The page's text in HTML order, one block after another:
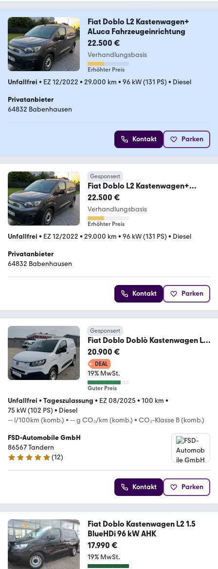
Fiat Doblo L2 Kastenwagen+
ALuca Fahrzeugeinrichtung
22.500 €
Verhandlungsbasis
Erhöhter Preis
Unfallfrei • EZ 12/2022 • 29.000 km • 96 kW (131 PS) • Diesel
Privatanbieter
64832 Babenhausen
Kontakt Parken
Gesponsert
Fiat Doblo L2 Kastenwagen+
ALuca Fahrzeugeinrichtung
22.500 €
Verhandlungsbasis
Erhöhter Preis
Unfallfrei • EZ 12/2022 • 29.000 km • 96 kW (131 PS) • Diesel
Privatanbieter
64832 Babenhausen
Kontakt Parken
Gesponsert
Fiat Doblo Doblò Kastenwagen L1
1.5 BlueHDi 75 kW
20.900 €
DEAL
19% MwSt.
Guter Preis
Unfallfrei • Tageszulassung • EZ 08/2025 • 100 km •
75 kW (102 PS) • Diesel
-- l/100km (komb.) • -- g CO₂/km (komb.) • CO₂-Klasse B (komb.)
FSD-Automobile GmbH
86567 Tandern
4.8 Sterne
(12)
Kontakt Parken
Fiat Doblo Kastenwagen L2 1.5
BlueHDi 96 kW AHK
17.990 €
19% MwSt.